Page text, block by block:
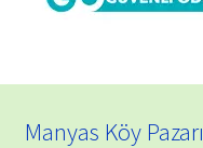
Manyas Köy Pazarı